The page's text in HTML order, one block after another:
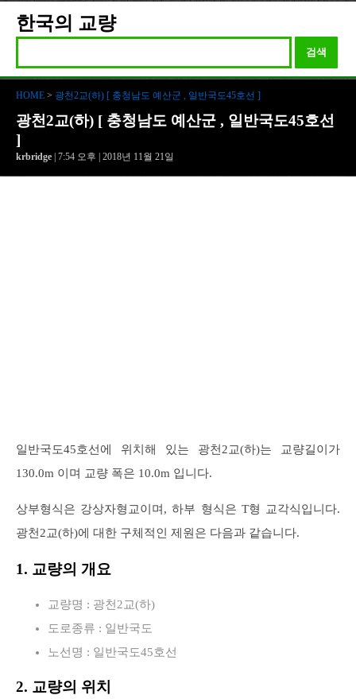
한국의 교량
검색
HOME > 광천2교(하) [ 충청남도 예산군 , 일반국도45호선 ]
광천2교(하) [ 충청남도 예산군 , 일반국도45호선
]
krbridge | 7:54 오후 | 2018년 11월 21일
일반국도45호선에 위치해 있는 광천2교(하)는 교량길이가
130.0m 이며 교량 폭은 10.0m 입니다.
상부형식은 강상자형교이며, 하부 형식은 T형 교각식입니다.
광천2교(하)에 대한 구체적인 제원은 다음과 같습니다.
1. 교량의 개요
교량명 : 광천2교(하)
도로종류 : 일반국도
노선명 : 일반국도45호선
2. 교량의 위치